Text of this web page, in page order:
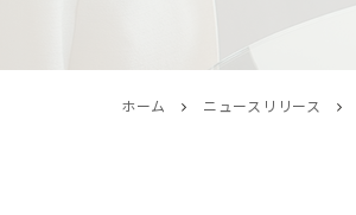
ホーム ニュースリリース